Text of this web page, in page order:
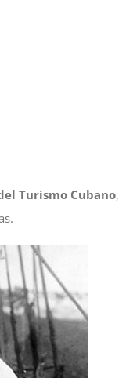
Turismo Cubano,